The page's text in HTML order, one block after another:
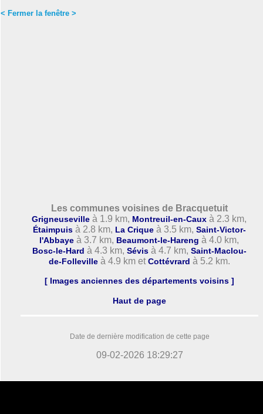
< Fermer la fenêtre >
Les communes voisines de Bracquetuit
Grigneuseville à 1.9 km, Montreuil-en-Caux à 2.3 km,
Étaimpuisà 2.8 km, La Criqueà 3.5 km, Saint-Victor-
l'Abbaye à 3.7 km, Beaumont-le-Hareng à 4.0 km,
Bosc-le-Hard à 4.3 km, Sévisà 4.7 km, Saint-Maclou-
de-Follevilleà 4.9 km et Cottévrard à 5.2 km.
[ Images anciennes des départements voisins ]
Haut de page
Date de dernière modification de cette page
09-02-2026 18:29:27